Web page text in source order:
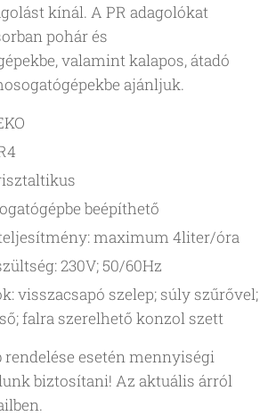
kínál. A PR adagolókat
pohár és
valamint kalapos, átadó
ajánljuk.
beépíthető
maximum 4liter/óra
230V; 50/60Hz
visszacsapó szelep; súly szűrővel;
falra szerelhető konzol szett
rendelése esetén mennyiségi
biztosítani! Az aktuális árról